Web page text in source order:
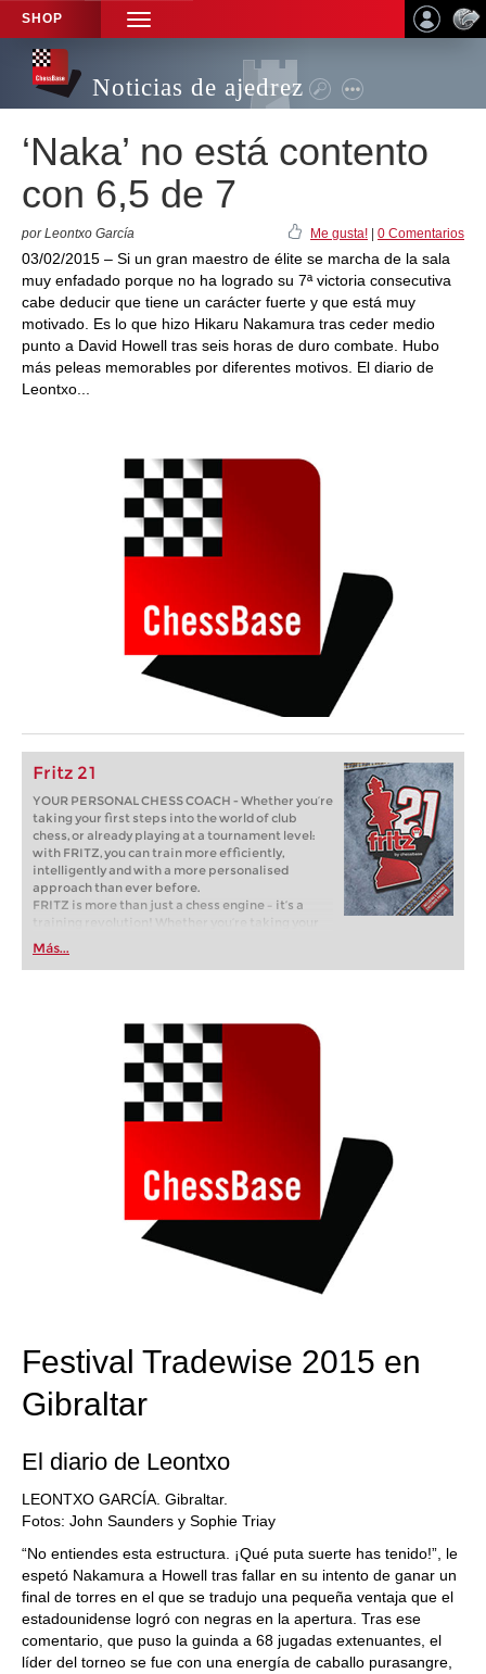
SHOP
TOGGLE
NAVIGATION
Noticias de ajedrez
‘Naka’ no está contento
con 6,5 de 7
por Leontxo García Me gusta! 0 Comentarios
03/02/2015 – Si un gran maestro de élite se marcha de la sala
muy enfadado porque no ha logrado su 7ª victoria consecutiva
cabe deducir que tiene un carácter fuerte y que está muy
motivado. Es lo que hizo Hikaru Nakamura tras ceder medio
punto a David Howell tras seis horas de duro combate. Hubo
más peleas memorables por diferentes motivos. El diario de
Leontxo...
Fritz 21
YOUR PERSONAL CHESS COACH - Whether you’re
taking your first steps into the world of club
chess, or already playing at a tournament level:
with FRITZ, you can train more efficiently,
intelligently and with a more personalised
approach than ever before.
FRITZ is more than just a chess engine – it’s a
training revolution! Whether you’re taking your
first steps into the world of club chess, or already
playing at a tournament level: with FRITZ, you can
train more efficiently, intelligently and with a
Más...
Festival Tradewise 2015 en
Gibraltar
El diario de Leontxo
LEONTXO GARCÍA. Gibraltar.
Fotos: John Saunders y Sophie Triay
“No entiendes esta estructura. ¡Qué puta suerte has tenido!”, le
espetó Nakamura a Howell tras fallar en su intento de ganar un
final de torres en el que se tradujo una pequeña ventaja que el
estadounidense logró con negras en la apertura. Tras ese
comentario, que puso la guinda a 68 jugadas extenuantes, el
líder del torneo se fue con una energía de caballo purasangre,